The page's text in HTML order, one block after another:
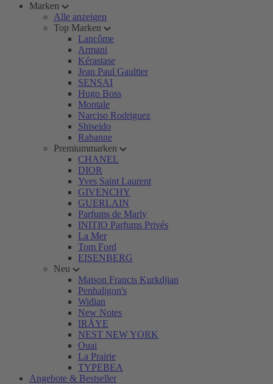
Marken
Alle anzeigen
Top Marken
Lancôme
Armani
Kérastase
Jean Paul Gaultier
SENSAI
Hugo Boss
Montale
Narciso Rodriguez
Shiseido
Rabanne
Premiummarken
CHANEL
DIOR
Yves Saint Laurent
GIVENCHY
GUERLAIN
Parfums de Marly
INITIO Parfums Privés
La Mer
Tom Ford
EISENBERG
Neu
Maison Francis Kurkdjian
Penhaligon's
Widian
New Notes
IRÄYE
NEST NEW YORK
Ouai
La Prairie
TYPEBEA
Angebote & Bestseller